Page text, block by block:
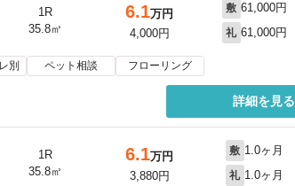
1R
35.8㎡
6.1万円
4,000円
敷 61,000円
礼 61,000円
別 ペット相談 フローリング
詳細を見る
1R
35.8㎡
6.1万円
3,880円
敷 1.0ヶ月
礼 1.0ヶ月